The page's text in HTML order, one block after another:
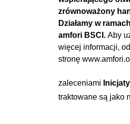
zrównoważony
Działamy w ramach
amfori BSCI. Aby
więcej informacji,
stronę
zaleceniami
traktowane są jako